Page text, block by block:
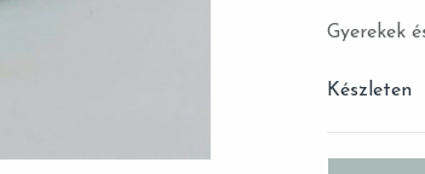
Gyerekek
Készleten